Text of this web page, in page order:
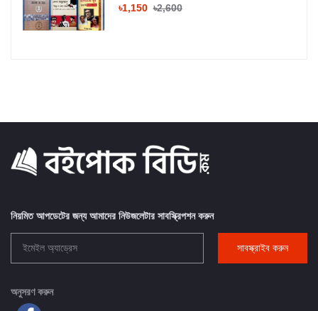
৳1,150 ৳2,600
নিয়মিত আপডেটের জন্য আমাদের নিউজলেটার সাবস্ক্রিপশন করুন
সাবস্ক্রাইব করুন
অনুসরণ করুন